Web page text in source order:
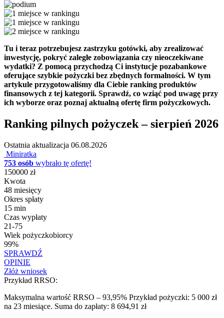
Tu i teraz potrzebujesz zastrzyku gotówki, aby zrealizować
inwestycję, pokryć zaległe zobowiązania czy nieoczekiwane
wydatki? Z pomocą przychodzą Ci instytucje pozabankowe
oferujące szybkie pożyczki bez zbędnych formalności. W tym
artykule przygotowaliśmy dla Ciebie ranking produktów
finansowych z tej kategorii. Sprawdź, co wziąć pod uwagę przy
ich wyborze oraz poznaj aktualną ofertę firm pożyczkowych.
Ranking pilnych pożyczek – sierpień 2026
Ostatnia aktualizacja 06.08.2026
Miniratka
753 osób wybrało tę ofertę!
150000 zł
Kwota
48 miesięcy
Okres spłaty
15 min
Czas wypłaty
21-75
Wiek pożyczkobiorcy
99%
SPRAWDŹ
OPINIE
Złóż wniosek
Przykład RRSO:
Maksymalna wartość RRSO – 93,95% Przykład pożyczki: 5 000 zł
na 23 miesiące. Suma do zapłaty: 8 694,91 zł